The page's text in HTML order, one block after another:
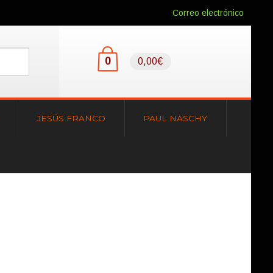
Correo electrónico
0 0,00€
JESÚS FRANCO PAUL NASCHY